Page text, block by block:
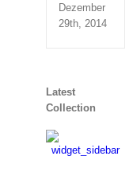
Dezember
29th, 2014
Latest
Collection